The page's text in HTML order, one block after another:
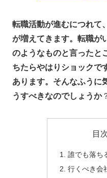
転職活動が進むにつれて
が増えてきます。転職が
のようなものと言ったと
ちたらやはりショックで
あります。そんなふうに
うすべきなのでしょうか
目
誰でも落ち
行くべき会